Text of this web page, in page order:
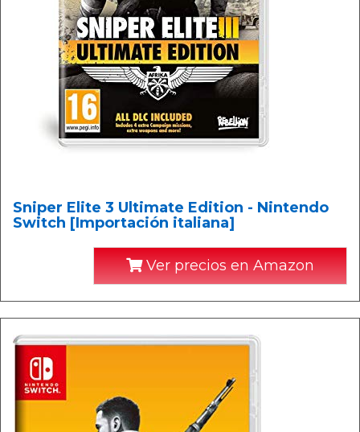
Sniper Elite 3 Ultimate Edition - Nintendo
Switch [Importación italiana]
Ver precios en Amazon